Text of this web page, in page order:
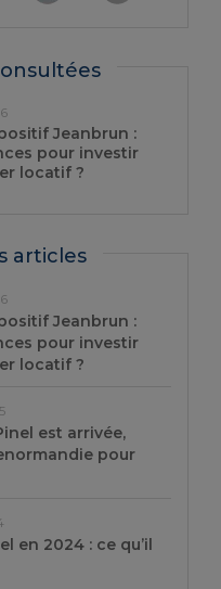
Jeanbrun :
pour investir
locatif ?
articles
Jeanbrun :
pour investir
locatif ?
est arrivée,
pour
en 2024 : ce qu’il